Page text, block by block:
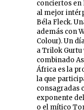
conciertos en
al mejor
Béla Fleck.
además con
Colour). Un
a Trilok Gurtu
combinado
África es la
la que
consagradas
exponente
o el mítico